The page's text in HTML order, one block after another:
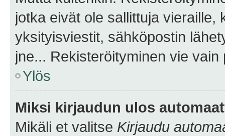
jotka eivät ole sallittuja vieraille,
yksityisviestit, sähköpostin
jne... Rekisteröityminen vie
Ylös
Miksi kirjaudun ulos
Mikäli et valitse Kirjaudu